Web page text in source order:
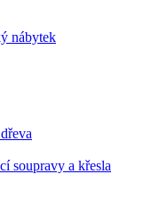
nábytek
soupravy a křesla